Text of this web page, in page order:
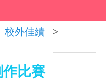
校外佳績 >
比賽